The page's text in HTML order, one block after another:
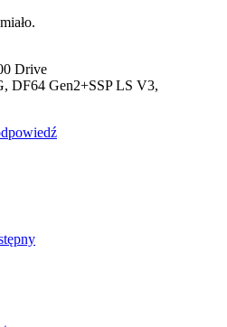
Drive
DF64 Gen2+SSP LS V3,